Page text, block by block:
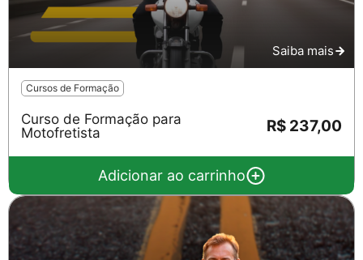
Saiba mais
Cursos de Formação
Curso de Formação para
Motofretista
R$ 237,00
Adicionar ao carrinho